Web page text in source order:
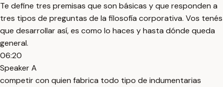
Te define tres premisas que son básicas y que responden a
tres tipos de preguntas de la filosofía corporativa. Vos tenés
que desarrollar así, es como lo haces y hasta dónde queda
general.
06:20
Speaker A
competir con quien fabrica todo tipo de indumentarias